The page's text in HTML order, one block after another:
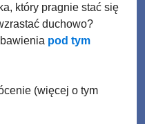
który pragnie stać się
duchowo?
pod tym
(więcej o tym